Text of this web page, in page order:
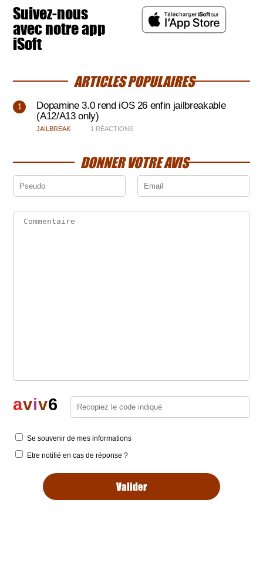
Suivez-nous
avec notre app
iSoft
ARTICLES POPULAIRES
Dopamine 3.0 rend iOS 26 enfin jailbreakable
(A12/A13 only)
JAILBREAK 1 RÉACTIONS
DONNER VOTRE AVIS
aviv6
Se souvenir de mes informations
Etre notifié en cas de réponse ?